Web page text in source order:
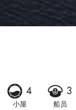
4
小屋
3
船员